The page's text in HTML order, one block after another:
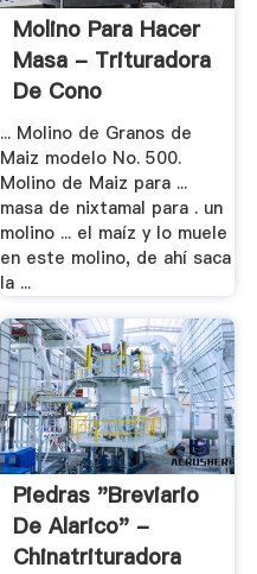
Molino Para Hacer
Masa - Trituradora
De Cono
... Molino de Granos de
Maiz modelo No. 500.
Molino de Maiz para ...
masa de nixtamal para . un
molino ... el maíz y lo muele
en este molino, de ahí saca
la ...
Piedras "breviario
De Alarico" -
Chinatrituradora